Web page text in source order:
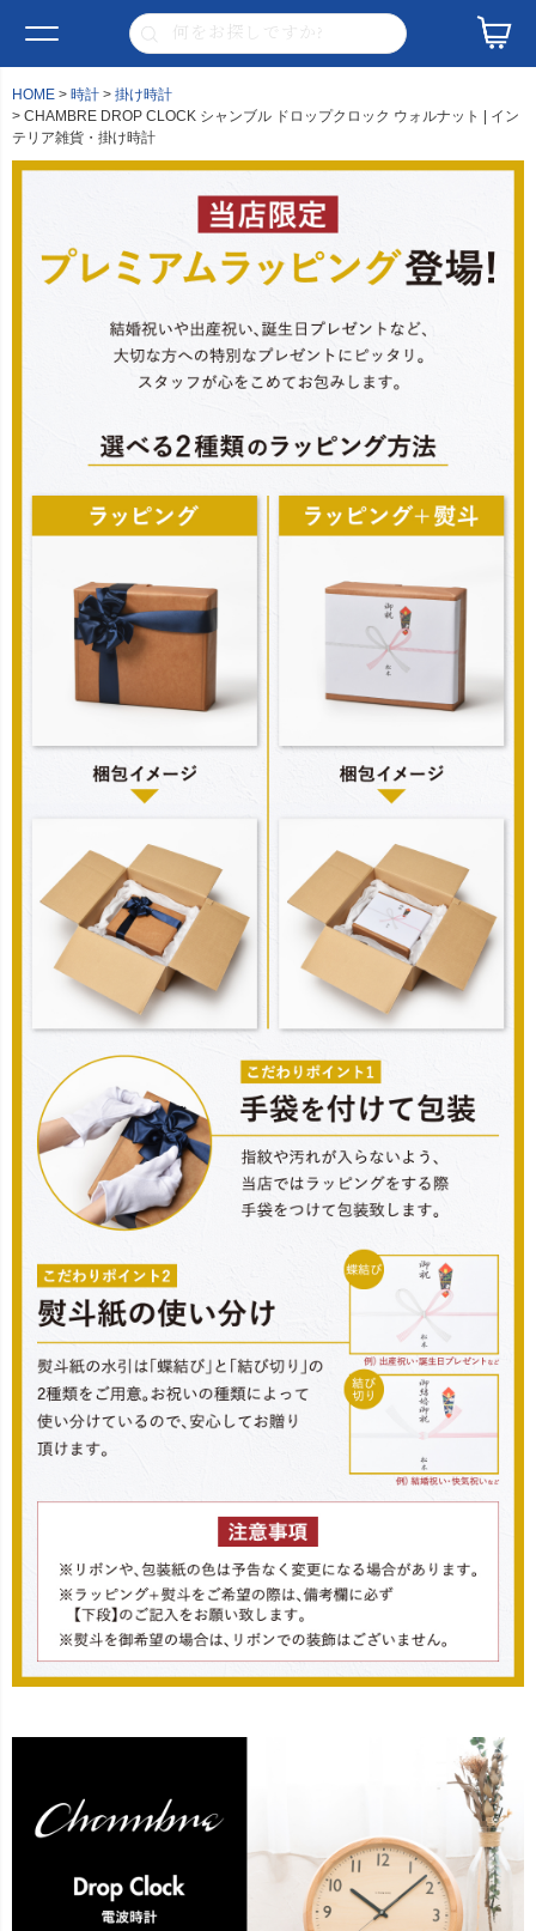
HOME 時計
掛け時計
CHAMBRE DROP CLOCK シャンブル ドロップクロック ウォルナット | イン
テリア雑貨・掛け時計